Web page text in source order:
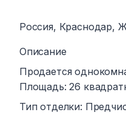
Россия, Краснодар,
Описание
Продается
Площадь: 26
Тип отделки: